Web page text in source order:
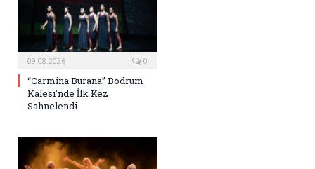
09.08.2026 0
“Carmina Burana” Bodrum
Kalesi’nde İlk Kez
Sahnelendi